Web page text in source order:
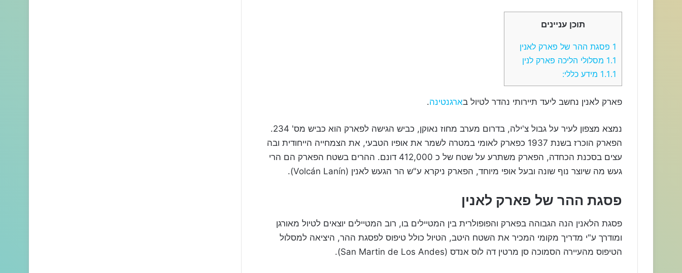
תוכן עניינים
1 פסגת ההר של פארק לאנין
1.1 מסלולי הליכה פארק לנין
1.1.1 מידע כללי:
פארק לאנין נחשב ליעד תיירותי נהדר לטיול בארגנטינה.
נמצא מצפון לעיר על גבול צ'ילה, בדרום מערב מחוז נאוקן, כביש הגישה לפארק הוא כביש מס' 234.
הפארק הוכרז בשנת 1937 כפארק לאומי במטרה לשמר את אופיו הטבעי, את הצמחייה הייחודית ובה
עצים בסכנת הכחדה, הפארק משתרע על שטח של כ 412,000 דונם. ההרים בשטח הפארק הם הרי
געש מה שיוצר נוף שונה ובעל אופי מיוחד, הפארק ניקרא ע"ש הר הגעש לאנין (Volcán Lanín).
פסגת ההר של פארק לאנין
פסגת הלאנין הנה הגבוהה בפארק והפופולרית בין המטיילים בו, רוב המטיילים יוצאים לטיול מאורגן
ומודרך ע"י מדריך מקומי המכיר את השטח היטב, הטיול כולל טיפוס לפסגת ההר, היציאה למסלול
הטיפוס מהעיירה הסמוכה סן מרטין דה לוס אנדס (San Martin de Los Andes).